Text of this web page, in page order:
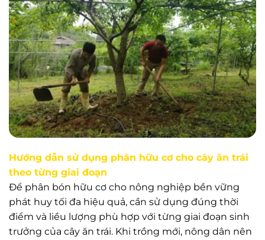
Hướng dẫn sử dụng phân hữu cơ cho cây ăn trái
theo từng giai đoạn
Để phân bón hữu cơ cho nông nghiệp bền vững
phát huy tối đa hiệu quả, cần sử dụng đúng thời
điểm và liều lượng phù hợp với từng giai đoạn sinh
trưởng của cây ăn trái. Khi trồng mới, nông dân nên